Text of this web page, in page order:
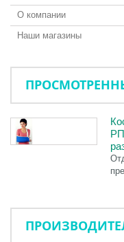
О компании
Наши магазины